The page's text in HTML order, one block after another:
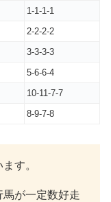
1-1-1-1
2-2-2-2
3-3-3-3
5-6-6-4
10-11-7-7
8-9-7-8
す。
が一定数好走